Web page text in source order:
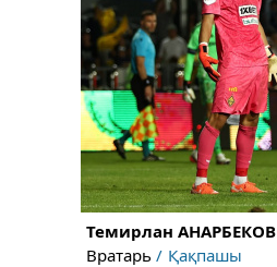
Темирлан АНАРБЕКОВ
Вратарь
Қақпашы